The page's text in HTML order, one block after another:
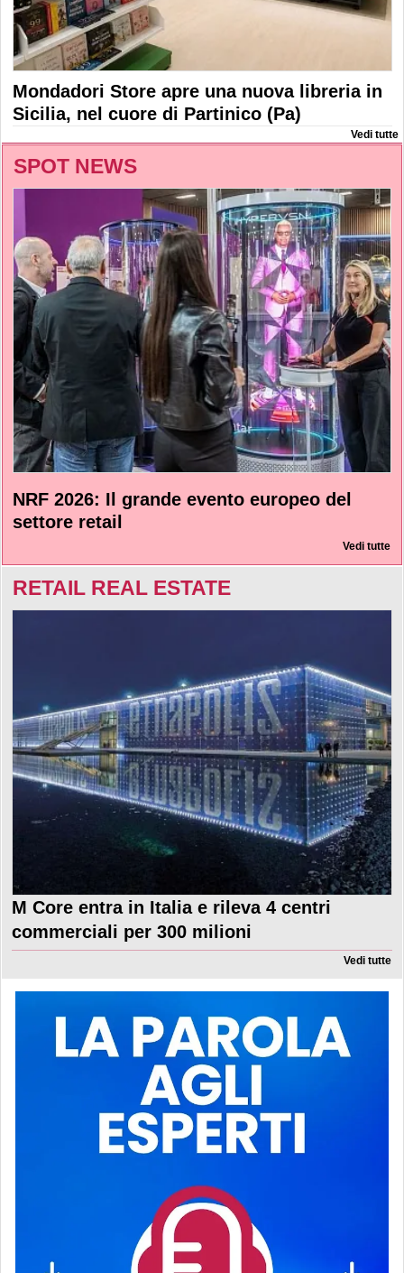
Mondadori Store apre una nuova libreria in
Sicilia, nel cuore di Partinico (Pa)
Vedi tutte
SPOT NEWS
NRF 2026: Il grande evento europeo del
settore retail
Vedi tutte
RETAIL REAL ESTATE
M Core entra in Italia e rileva 4 centri
commerciali per 300 milioni
Vedi tutte